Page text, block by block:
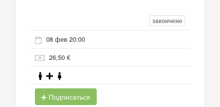
закончено
08 фев 20:00
26,50 €
Подписаться